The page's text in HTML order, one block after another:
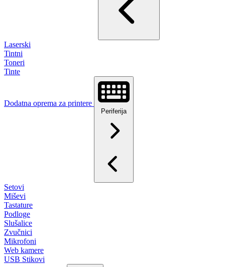
Laserski
Tintni
Toneri
Tinte
Dodatna oprema za printere
Periferija
Setovi
Miševi
Tastature
Podloge
Slušalice
Zvučnici
Mikrofoni
Web kamere
USB Stikovi